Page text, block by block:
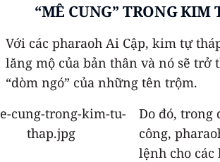
“MÊ CUNG” TRONG KIM
Với các pharaoh Ai Cập, kim tự
lăng mộ của bản thân và nó sẽ trở
“dòm ngó” của những tên trộm.
Do đó, trong
công,
lệnh cho